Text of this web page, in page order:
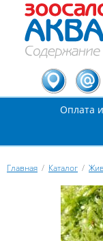
Оплата
Вы здесь
Главная / Каталог /